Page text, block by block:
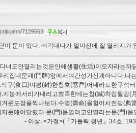
7129563
이 문이 있다. 삐걱대다가 얼마전에 잘 열리지가
녀도안열리는것은안에생활(生活)이모자라는까
리집내문패(門牌)앞에서여간성가신게아니다.나
구(食口)야봉(封)한창호(窓戶)어데라도한구석
지붕에서리가내리고뾰족한데는침(鍼)처럼월광(
운도장을찍나보다.수명(壽命)을헐어서전당(典
듯매어달렸다.문(門)을열려고안열리는문(門)을
정>(『가톨릭 청년』34호,